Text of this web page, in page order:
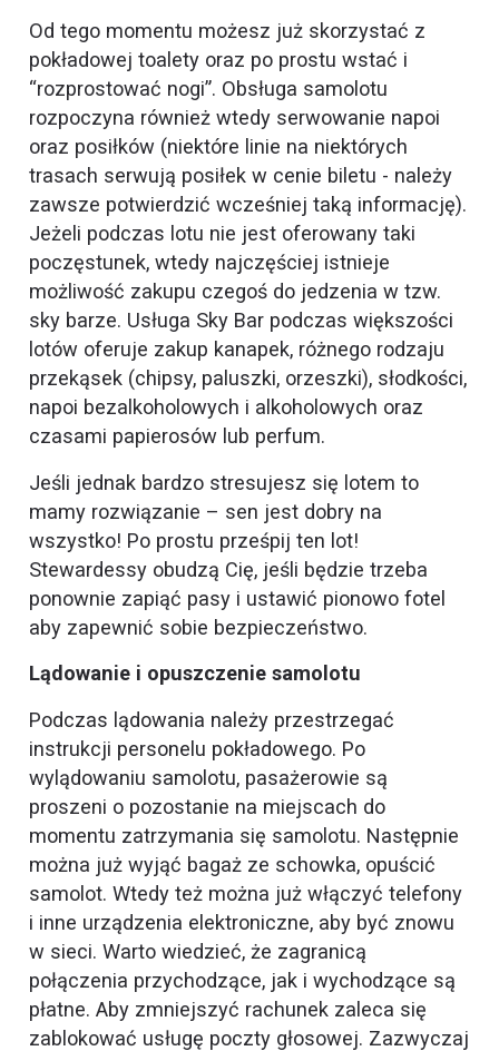
Od tego momentu możesz już skorzystać z
pokładowej toalety oraz po prostu wstać i
“rozprostować nogi”. Obsługa samolotu
rozpoczyna również wtedy serwowanie napoi
oraz posiłków (niektóre linie na niektórych
trasach serwują posiłek w cenie biletu - należy
zawsze potwierdzić wcześniej taką informację).
Jeżeli podczas lotu nie jest oferowany taki
poczęstunek, wtedy najczęściej istnieje
możliwość zakupu czegoś do jedzenia w tzw.
sky barze. Usługa Sky Bar podczas większości
lotów oferuje zakup kanapek, różnego rodzaju
przekąsek (chipsy, paluszki, orzeszki), słodkości,
napoi bezalkoholowych i alkoholowych oraz
czasami papierosów lub perfum.
Jeśli jednak bardzo stresujesz się lotem to
mamy rozwiązanie – sen jest dobry na
wszystko! Po prostu prześpij ten lot!
Stewardessy obudzą Cię, jeśli będzie trzeba
ponownie zapiąć pasy i ustawić pionowo fotel
aby zapewnić sobie bezpieczeństwo.
Lądowanie i opuszczenie samolotu
Podczas lądowania należy przestrzegać
instrukcji personelu pokładowego. Po
wylądowaniu samolotu, pasażerowie są
proszeni o pozostanie na miejscach do
momentu zatrzymania się samolotu. Następnie
można już wyjąć bagaż ze schowka, opuścić
samolot. Wtedy też można już włączyć telefony
i inne urządzenia elektroniczne, aby być znowu
w sieci. Warto wiedzieć, że zagranicą
połączenia przychodzące, jak i wychodzące są
płatne. Aby zmniejszyć rachunek zaleca się
zablokować usługę poczty głosowej. Zazwyczaj